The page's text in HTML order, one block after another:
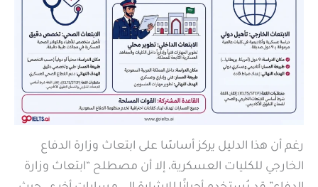
رغم أن هذا الدليل يركز أساسًا على ابتعاث وزارة الدفاع
الخارجي للكليات العسكرية، إلا أن مصطلح “ابتعاث وزارة